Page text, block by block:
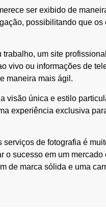
ser exibido de
possibilitando que
trabalho, um site
vivo ou informações de
maneira mais ágil.
visão única e estilo
experiência exclusiva
de fotografia é
sucesso em um
de marca sólida e uma